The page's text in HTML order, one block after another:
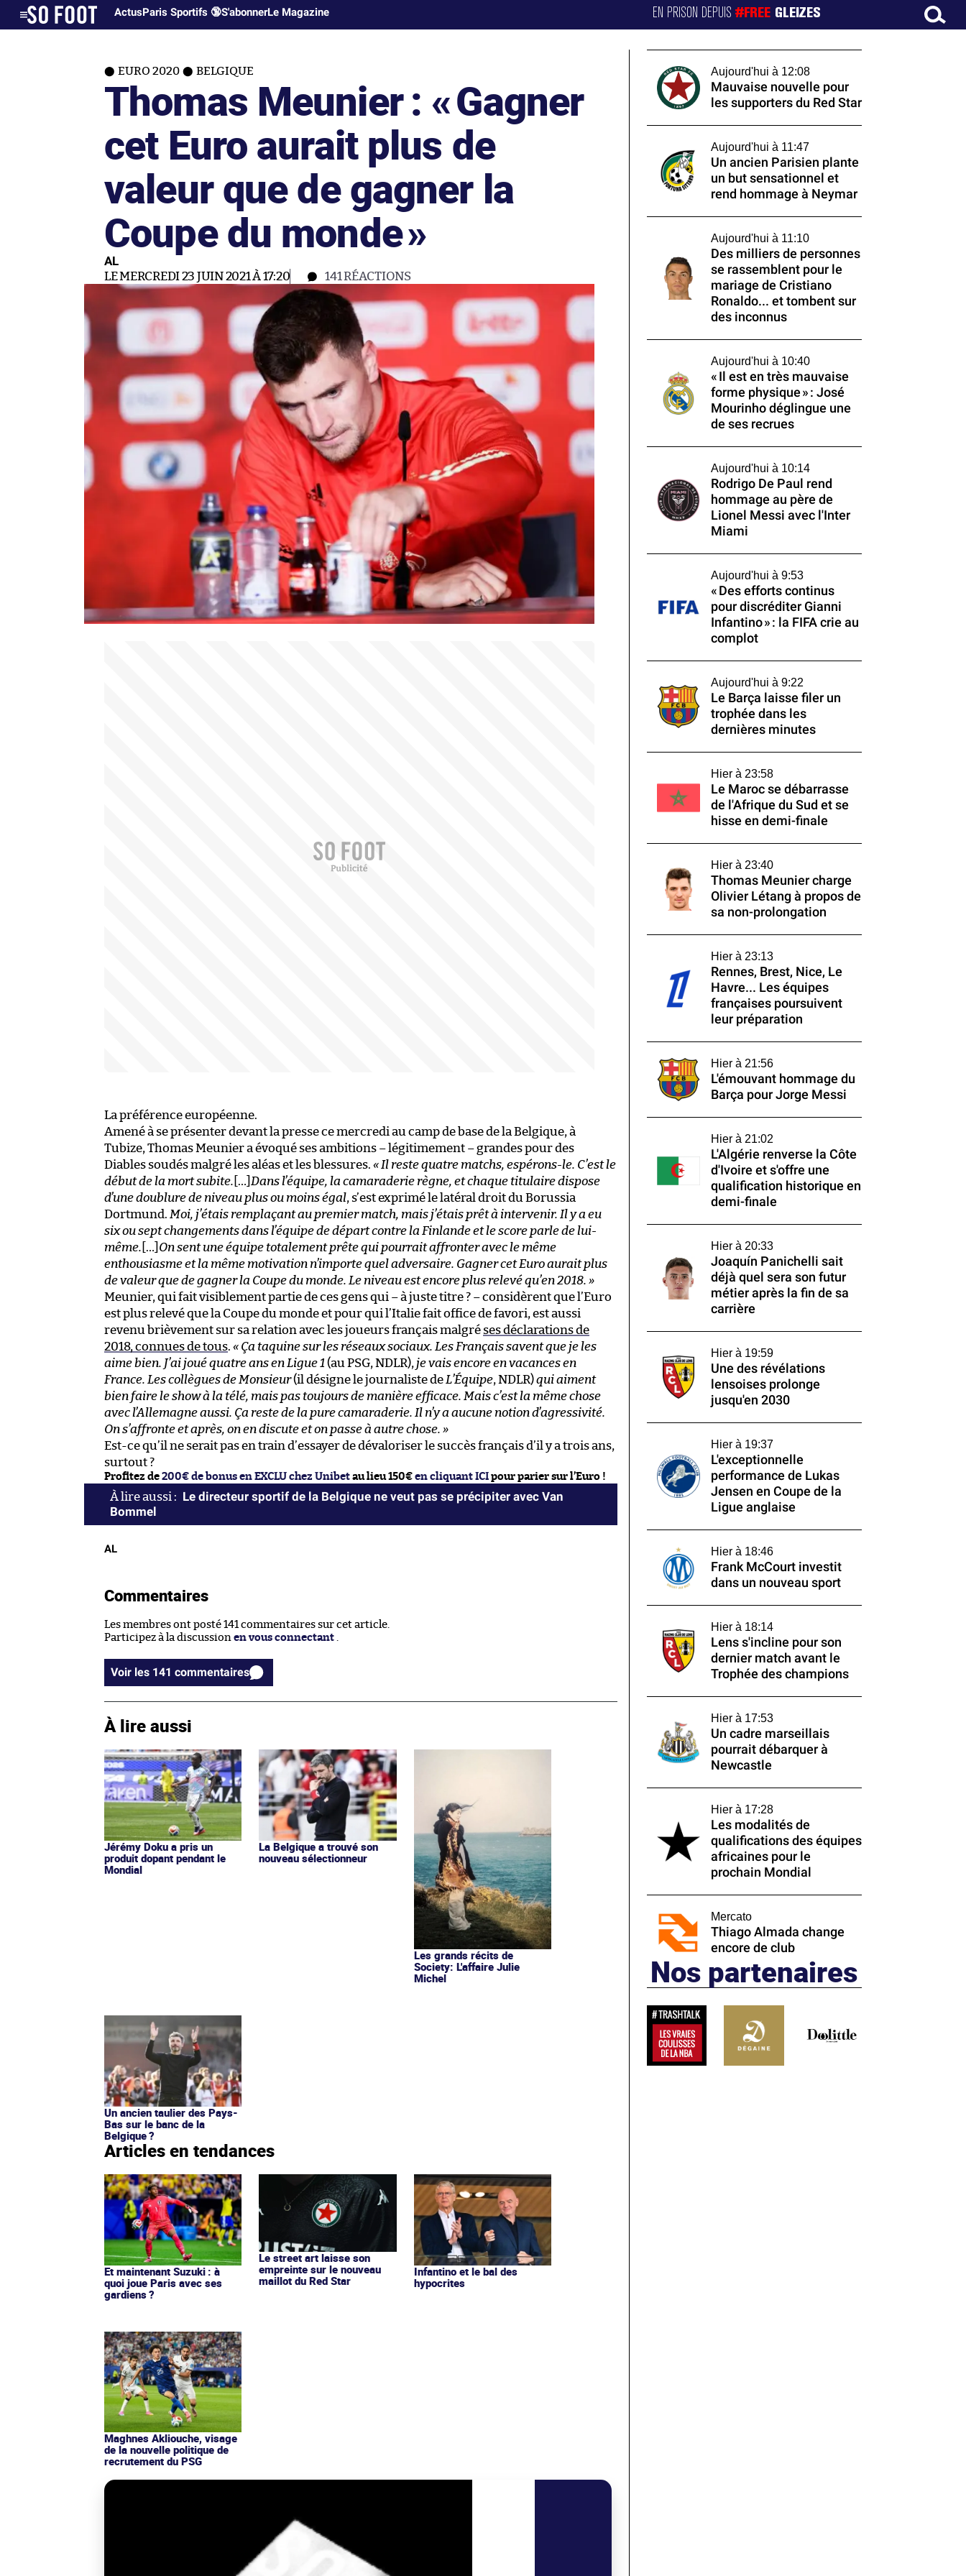
ActusParis Sportifs 🔞S'abonnerLe Magazine EN PRISON DEPUIS#FREE GLEIZES
EURO 2020 BELGIQUE
Thomas Meunier : «Gagner
cet Euro aurait plus de
valeur que de gagner la
Coupe du monde»
AL
LE MERCREDI 23 JUIN 2021 À 17:20 141RÉACTIONS
La préférence européenne.
Amené à se présenter devant la presse ce mercredi au camp de base de la Belgique, à
Tubize, Thomas Meunier a évoqué ses ambitions – légitimement – grandes pour des
Diables soudés malgré les aléas et les blessures. « Il reste quatre matchs, espérons-le. C’est le
début de la mort subite. […] Dans l’équipe, la camaraderie règne, et chaque titulaire dispose
d’une doublure de niveau plus ou moins égal, s’est exprimé le latéral droit du Borussia
Dortmund. Moi, j’étais remplaçant au premier match, mais j’étais prêt à intervenir. Il y a eu
six ou sept changements dans l’équipe de départ contre la Finlande et le score parle de lui-
même. […] On sent une équipe totalement prête qui pourrait affronter avec le même
enthousiasme et la même motivation n’importe quel adversaire. Gagner cet Euro aurait plus
de valeur que de gagner la Coupe du monde. Le niveau est encore plus relevé qu’en 2018. »
Meunier, qui fait visiblement partie de ces gens qui – à juste titre ? – considèrent que l’Euro
est plus relevé que la Coupe du monde et pour qui l’Italie fait office de favori, est aussi
revenu brièvement sur sa relation avec les joueurs français malgré ses déclarations de
2018, connues de tous. « Ça taquine sur les réseaux sociaux. Les Français savent que je les
aime bien. J’ai joué quatre ans en Ligue 1 (au PSG, NDLR), je vais encore en vacances en
France. Les collègues de Monsieur(il désigne le journaliste de L’Équipe, NDLR)qui aiment
bien faire le show à la télé, mais pas toujours de manière efficace. Mais c’est la même chose
avec l’Allemagne aussi. Ça reste de la pure camaraderie. Il n’y a aucune notion d’agressivité.
On s’affronte et après, on en discute et on passe à autre chose. »
Est-ce qu’il ne serait pas en train d’essayer de dévaloriser le succès français d’il y a trois ans,
surtout ?
Profitez de 200€ de bonus en EXCLU chez Unibet au lieu 150€ en cliquant ICI pour parier sur l’Euro !
Le directeur sportif de la Belgique ne veut pas se précipiter avec Van
Bommel
AL
Commentaires
Les membres ont posté 141 commentaires sur cet article.
Participez à la discussion en vous connectant
Voir les 141 commentaires
À lire aussi
Jérémy Doku a pris un
produit dopant pendant le
Mondial
La Belgique a trouvé son
nouveau sélectionneur
Les grands récits de
Society: L'affaire Julie
Michel
Un ancien taulier des Pays-
Bas sur le banc de la
Belgique ?
Articles en tendances
Et maintenant Suzuki : à
quoi joue Paris avec ses
gardiens ?
Le street art laisse son
empreinte sur le nouveau
maillot du Red Star
Infantino et le bal des
hypocrites
Maghnes Akliouche, visage
de la nouvelle politique de
recrutement du PSG
Aujourd'hui à 12:08
Mauvaise nouvelle pour
les supporters du Red Star
Aujourd'hui à 11:47
Un ancien Parisien plante
un but sensationnel et
rend hommage à Neymar
Aujourd'hui à 11:10
Des milliers de personnes
se rassemblent pour le
mariage de Cristiano
Ronaldo... et tombent sur
des inconnus
Aujourd'hui à 10:40
« Il est en très mauvaise
forme physique » : José
Mourinho déglingue une
de ses recrues
Aujourd'hui à 10:14
Rodrigo De Paul rend
hommage au père de
Lionel Messi avec l'Inter
Miami
Aujourd'hui à 9:53
« Des efforts continus
pour discréditer Gianni
Infantino » : la FIFA crie au
complot
Aujourd'hui à 9:22
Le Barça laisse filer un
trophée dans les
dernières minutes
Hier à 23:58
Le Maroc se débarrasse
de l'Afrique du Sud et se
hisse en demi-finale
Hier à 23:40
Thomas Meunier charge
Olivier Létang à propos de
sa non-prolongation
Hier à 23:13
Rennes, Brest, Nice, Le
Havre... Les équipes
françaises poursuivent
leur préparation
Hier à 21:56
L'émouvant hommage du
Barça pour Jorge Messi
Hier à 21:02
L'Algérie renverse la Côte
d'Ivoire et s'offre une
qualification historique en
demi-finale
Hier à 20:33
Joaquín Panichelli sait
déjà quel sera son futur
métier après la fin de sa
carrière
Hier à 19:59
Une des révélations
lensoises prolonge
jusqu'en 2030
Hier à 19:37
L'exceptionnelle
performance de Lukas
Jensen en Coupe de la
Ligue anglaise
Hier à 18:46
Frank McCourt investit
dans un nouveau sport
Hier à 18:14
Lens s'incline pour son
dernier match avant le
Trophée des champions
Hier à 17:53
Un cadre marseillais
pourrait débarquer à
Newcastle
Hier à 17:28
Les modalités de
qualifications des équipes
africaines pour le
prochain Mondial
Mercato
Thiago Almada change
encore de club
Nos partenaires